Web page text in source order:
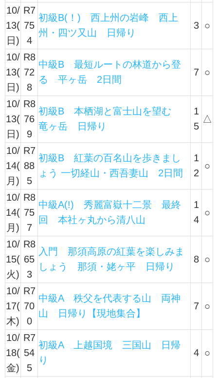
10/
13(
日)
R7
75
4
初級B(！) 西上州の岩峰 西上
州・四ツ又山 日帰り
3 ○
10/
13(
日)
R8
72
8
中級B 最短ルートの林道から登
る 平ヶ岳 2日間
7 ○
10/
13(
日)
R8
76
9
初級B 本栖湖と富士山を望む
竜ヶ岳 日帰り
1
5
△
10/
14(
月)
R7
88
5
初級B 紅葉の百名山を歩きまし
ょう 一切経山・西吾妻山 2日間
1
2
○
10/
14(
月)
R8
75
7
中級A(!) 秀麗富嶽十二景 最終
回 本社ヶ丸から清八山
1
4
○
10/
15(
火)
R8
65
3
入門 那須高原の紅葉を楽しみま
しょう 那須・姥ヶ平 日帰り
8 ○
10/
17(
木)
R7
70
0
中級A 秩父を代表する山 両神
山 日帰り【現地集合】
7 ○
10/
18(
金)
R7
54
5
初級A 上越国境 三国山 日帰
り
4 ○